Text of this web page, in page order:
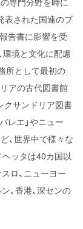
表された国連のブ
告書に影響を受
環境と文化に配慮
所として最初の
アの古代図書館
クサンドリア図書
レエ」やニュー
、世界中で様々な
ヘッタは40カ国以
ロ、ニューヨー
、香港、深センの